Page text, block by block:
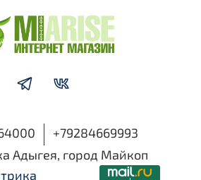
+79284669993
Адыгея, город Майкоп